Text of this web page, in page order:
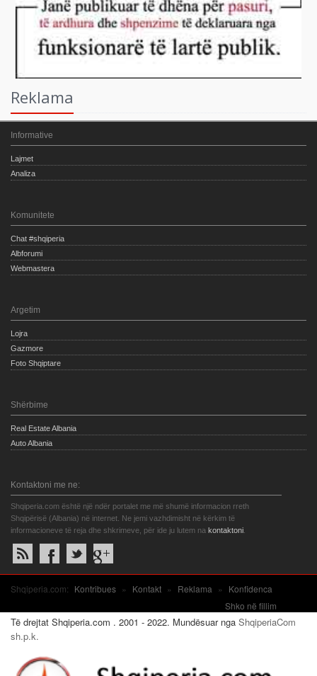
Reklama
Informative
Lajmet
Analiza
Komunitete
Chat #shqiperia
Albforumi
Webmastera
Argetim
Lojra
Gazmore
Foto Shqiptare
Shërbime
Real Estate Albania
Auto Albania
Kontaktoni me ne:
Shqiperia.com është një ndër portalet me më shumë informacion rreth
Shqipërisë (Albania) në internet. Ne jemi vazhdimisht në kërkim të
informacioneve të reja dhe shkrimeve, për ide ju lutem na kontaktoni
Shqiperia.com: Kontribues » Kontakt » Reklama »
Konfidenca
Shko në fillim
Të drejtat Shqiperia.com . 2001 - 2022. Mundësuar nga ShqiperiaCom
sh.p.k.